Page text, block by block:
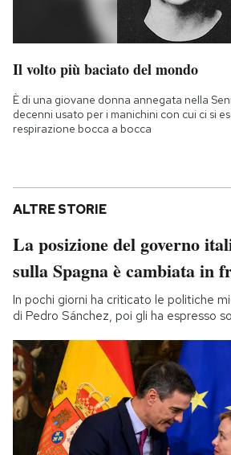
Il volto più baciato del mondo
È di una giovane donna annegata nella
decenni usato per i manichini con cui ci si
respirazione bocca a bocca
ALTRE STORIE
La posizione del governo
sulla Spagna è cambiata in
In pochi giorni ha criticato le politiche
di Pedro Sánchez, poi gli ha espresso